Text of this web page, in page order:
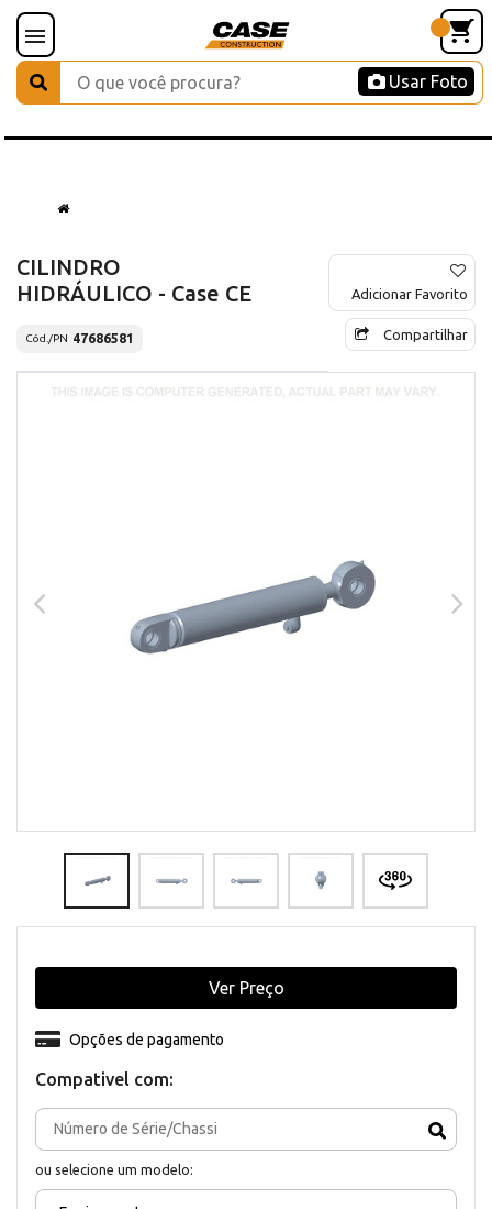
Usar Foto
CILINDRO
HIDRÁULICO - Case CE
Cód./PN 47686581
Adicionar Favorito
Compartilhar
Compativel com:
ou selecione um modelo:
Opções de pagamento
Ver Preço